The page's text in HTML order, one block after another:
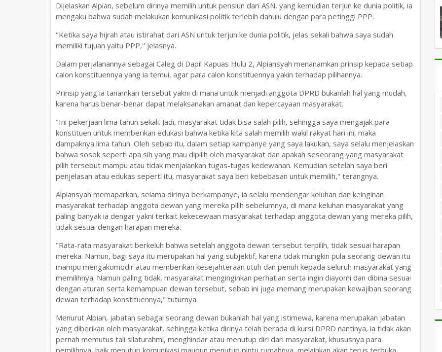
Dijelaskan Alpian, sebelum dirinya memilih untuk pensiun dari ASN, yang kemudian terjun ke dunia politik, ia
mengaku bahwa sudah melakukan komunikasi politik terlebih dahulu dengan para petinggi PPP.
"Ketika saya hijrah atau istirahat dari ASN untuk terjun ke dunia politik, jelas sekali bahwa saya sudah
memiliki tujuan yaitu PPP," jelasnya.
Dalam perjalanannya sebagai Caleg di Dapil Kapuas Hulu 2, Alpiansyah menanamkan prinsip kepada setiap
calon konstituennya yang ia temui, agar para calon konstituennya yakin terhadap pilihannya.
Prinsip yang ia tanamkan tersebut yakni di mana untuk menjadi anggota DPRD bukanlah hal yang mudah,
karena harus benar-benar dapat melaksanakan amanat dan kepercayaan masyarakat.
"Ini pekerjaan lima tahun sekali. Jadi, masyarakat tidak bisa salah pilih, sehingga saya mengajak para
konstituen untuk memberikan edukasi bahwa ketika kita salah memilih wakil rakyat hari ini, maka
dampaknya lima tahun. Oleh sebab itu, dalam setiap kampanye yang saya lakukan, saya selalu menjelaskan
bahwa sosok seperti apa sih yang mau dipilih oleh masyarakat dan apakah seseorang yang masyarakat
pilih tersebut mampu atau tidak menjalankan tugas-tugas kedewanan. Kemudian setelah saya beri
penjelasan atau edukas seperti itu, masyarakat saya beri kebebasan untuk memilih," terangnya.
Alpiansyah memaparkan, selama dirinya berkampanye, ia selalu mendengar keluhan dan keinginan
masyarakat terhadap anggota dewan yang mereka pilih sebelumnya, di mana keluhan masyarakat yang
paling banyak ia dengar yakni terkait kekecewaan masyarakat terhadap anggota dewan yang mereka pilih,
tidak sesuai dengan harapan mereka.
"Rata-rata masyarakat berkeluh bahwa setelah anggota dewan tersebut terpilih, tidak sesuai harapan
mereka. Namun, bagi saya itu merupakan hal yang subjektif, karena tidak mungkin pula seorang dewan itu
mampu mengakomodir atau memberikan kesejahteraan utuh dan penuh kepada seluruh masyarakat yang
memilihnya. Namun paling tidak, masyarakat menginginkan perhatian serta ingin diayomi dan dibina sesuai
dengan aturan serta kemampuan dewan tersebut, sebab ini juga memang merupakan kewajiban seorang
dewan terhadap konstituennya," tuturnya.
Menurut Alpian, jabatan sebagai seorang dewan bukanlah hal yang istimewa, karena merupakan jabatan
yang diberikan oleh masyarakat, sehingga ketika dirinya telah berada di kursi DPRD nantinya, ia tidak akan
pernah memutus tali silaturahmi, menghindar atau menutup diri dari masyarakat, khususnya para